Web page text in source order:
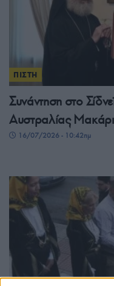
ΠΙΣΤΗ
Συνάντηση στο
Αυστραλίας
16/07/2026 - 10:42πμ